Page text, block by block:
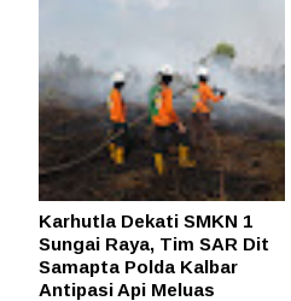
Karhutla Dekati SMKN 1
Sungai Raya, Tim SAR Dit
Samapta Polda Kalbar
Antipasi Api Meluas